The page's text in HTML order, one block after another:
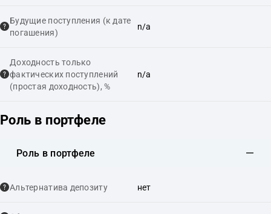
Будущие поступления (к дате
погашения)
n/a
Доходность только
фактических поступлений
(простая доходность), %
n/a
Роль в портфеле
Роль в портфеле
Альтернатива депозиту нет